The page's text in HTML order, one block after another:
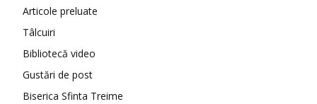
Articole preluate
Tâlcuiri
Bibliotecă video
Gustări de post
Biserica Sfinta Treime